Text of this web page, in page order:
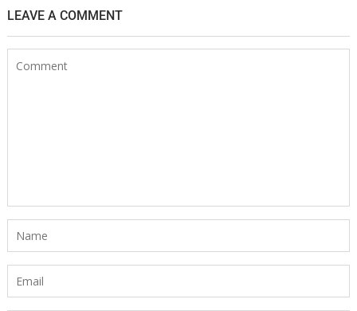
LEAVE A COMMENT